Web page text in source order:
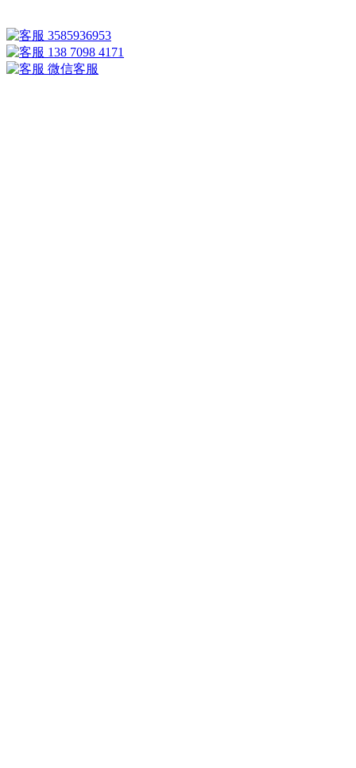
3585936953
138 7098 4171
微信客服